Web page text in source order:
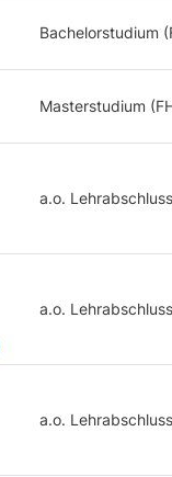
Bachelorstudium
Masterstudium
a.o. Lehrabschluss
a.o. Lehrabschluss
a.o. Lehrabschluss